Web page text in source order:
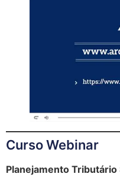
Curso Webinar
Planejamento